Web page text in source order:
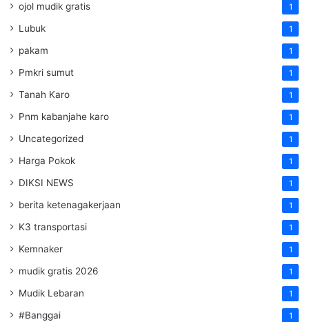
ojol mudik gratis 1
Lubuk 1
pakam 1
Pmkri sumut 1
Tanah Karo 1
Pnm kabanjahe karo 1
Uncategorized 1
Harga Pokok 1
DIKSI NEWS 1
berita ketenagakerjaan 1
K3 transportasi 1
Kemnaker 1
mudik gratis 2026 1
Mudik Lebaran 1
#Banggai 1